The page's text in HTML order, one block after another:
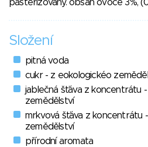
pasterizovaný. obsah ovoce 3%,
Složení
pitná voda
cukr - z eokologickéo
jablečná šťáva z koncentrátu
zemědělství
mrkvová šťáva z koncentrátu
zemědělství
přírodní aromata